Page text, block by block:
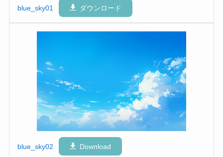
blue_sky01 ダウンロード
blue_sky02 Download